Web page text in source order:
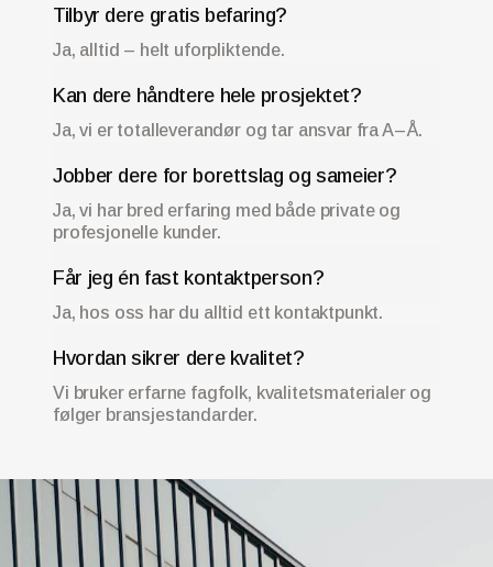
Tilbyr dere gratis befaring?
Ja, alltid – helt uforpliktende.
Kan dere håndtere hele prosjektet?
Ja, vi er totalleverandør og tar ansvar fra A–Å.
Jobber dere for borettslag og sameier?
Ja, vi har bred erfaring med både private og
profesjonelle kunder.
Får jeg én fast kontaktperson?
Ja, hos oss har du alltid ett kontaktpunkt.
Hvordan sikrer dere kvalitet?
Vi bruker erfarne fagfolk, kvalitetsmaterialer og
følger bransjestandarder.